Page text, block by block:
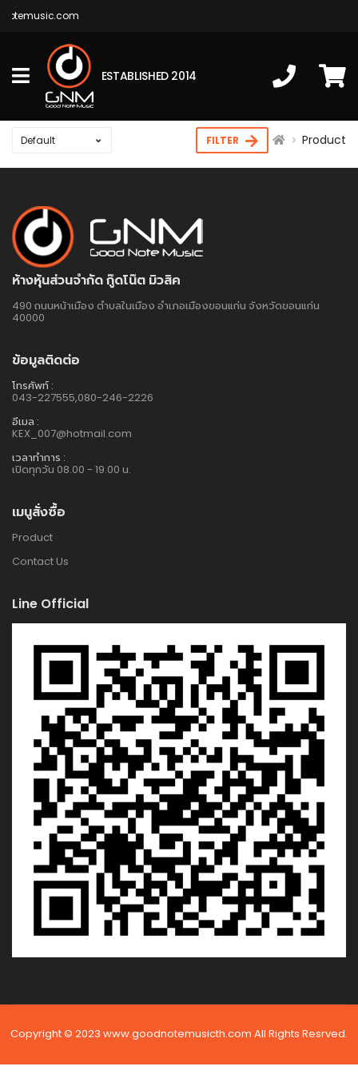
ESTABLISHED 2014
FILTER Product
ห้างหุ้นส่วนจำกัด กู๊ดโน๊ต มิวสิค
490 ถนนหน้าเมือง ตำบลในเมือง อำเภอเมืองขอนแก่น จังหวัดขอนแก่น
40000
ข้อมูลติดต่อ
โทรศัพท์ :
043-227555,080-246-2226
อีเมล :
KEX_007@hotmail.com
เวลาทำการ :
เปิดทุกวัน 08.00 - 19.00 น.
เมนูสั่งซื้อ
Product
Contact Us
Line Official
Copyright © 2023 www.goodnotemusicth.com All Rights Resrved.